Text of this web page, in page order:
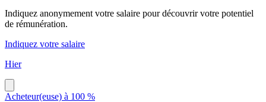
Indiquez anonymement votre salaire pour découvrir votre potentiel
de rémunération.
Indiquez votre salaire
Hier
Acheteur(euse) à 100 %